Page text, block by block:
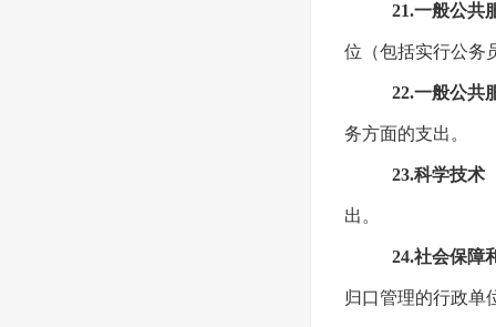
21.一般公共
位（包括实行公务
22.一般公共
务方面的支出。
23.科学技术
出。
24.社会保障
归口管理的行政单